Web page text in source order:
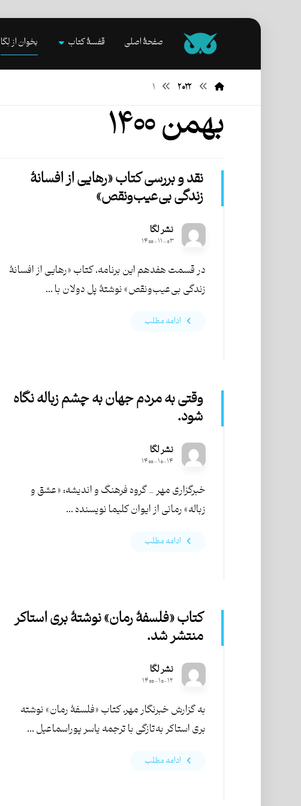
صفحۀ اصلی قفسۀ کتاب بخوان از لِگا
۲۰۲۲ ۱
بهمن ۱۴۰۰
نقد و بررسی کتاب «رهایی از افسانۀ
زندگی بی‌عیب‌ونقص»
نشر لگا
۱۴۰۰-۱۱-۰۳
در قسمت هفدهم این برنامه، کتاب «رهایی از افسانۀ
زندگی بی‌عیب‌ونقص» نوشتۀ پل دولان با ...
ادامه مطلب
وقتی به مردم جهان به چشم زباله نگاه
شود.
نشر لگا
۱۴۰۰-۱۰-۱۴
خبرگزاری مهر _ گروه فرهنگ و اندیشه: «عشق و
زباله» رمانی از ایوان کلیما نویسنده ...
ادامه مطلب
کتاب «فلسفۀ رمان» نوشتۀ بری استاکر
منتشر شد.
نشر لگا
۱۴۰۰-۱۰-۱۲
به گزارش خبرنگار مهر، کتاب «فلسفۀ رمان» نوشته
بری استاکر به‌تازگی با ترجمه یاسر پوراسماعیل ...
ادامه مطلب